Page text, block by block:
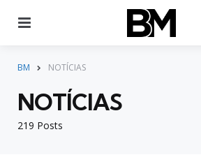
BM NOTÍCIAS
219 Posts
NOTÍCIAS